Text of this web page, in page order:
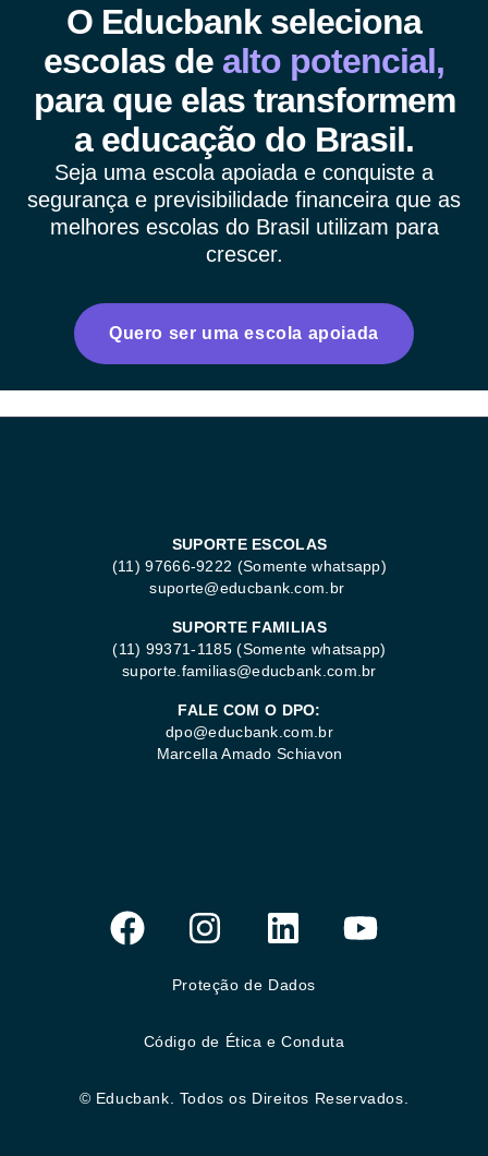
O Educbank seleciona
escolas de alto potencial,
para que elas transformem
a educação do Brasil.
Seja uma escola apoiada e conquiste a
segurança e previsibilidade financeira que as
melhores escolas do Brasil utilizam para
crescer.
Quero ser uma escola apoiada
SUPORTE ESCOLAS
(11) 97666-9222 (Somente whatsapp)
suporte@educbank.com.br
SUPORTE FAMILIAS
(11) 99371-1185(Somente whatsapp)
suporte.familias@educbank.com.br
FALE COM O DPO:
dpo@educbank.com.br
Marcella Amado Schiavon
Proteção de Dados
Código de Ética e Conduta
© Educbank. Todos os Direitos Reservados.​